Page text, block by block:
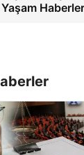
Yaşam